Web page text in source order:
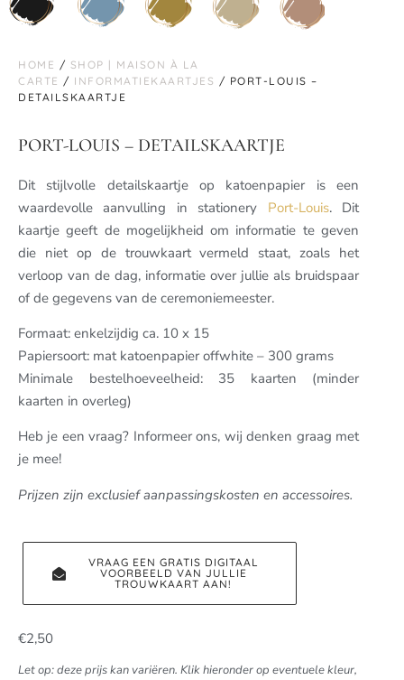
HOME / SHOP | MAISON À LA
CARTE / INFORMATIEKAARTJES / PORT-LOUIS –
DETAILSKAARTJE
PORT-LOUIS – DETAILSKAARTJE
Dit stijlvolle detailskaartje op katoenpapier is een
waardevolle aanvulling in stationery Port-Louis. Dit
kaartje geeft de mogelijkheid om informatie te geven
die niet op de trouwkaart vermeld staat, zoals het
verloop van de dag, informatie over jullie als bruidspaar
of de gegevens van de ceremoniemeester.
Formaat: enkelzijdig ca. 10 x 15
Papiersoort: mat katoenpapier offwhite – 300 grams
Minimale bestelhoeveelheid: 35 kaarten (minder
kaarten in overleg)
Heb je een vraag? Informeer ons, wij denken graag met
je mee!
Prijzen zijn exclusief aanpassingskosten en accessoires.
VRAAG EEN GRATIS DIGITAAL
VOORBEELD VAN JULLIE
TROUWKAART AAN!
€2,50
Let op: deze prijs kan variëren. Klik hieronder op eventuele kleur,